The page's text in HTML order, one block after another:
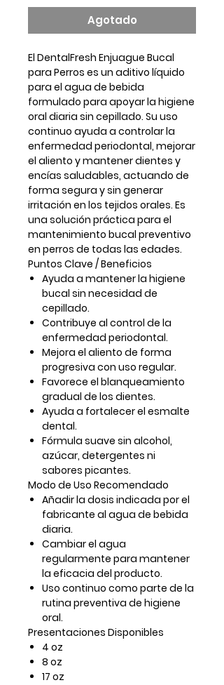
Agotado
El DentalFresh Enjuague Bucal
para Perros es un aditivo líquido
para el agua de bebida
formulado para apoyar la higiene
oral diaria sin cepillado. Su uso
continuo ayuda a controlar la
enfermedad periodontal, mejorar
el aliento y mantener dientes y
encías saludables, actuando de
forma segura y sin generar
irritación en los tejidos orales. Es
una solución práctica para el
mantenimiento bucal preventivo
en perros de todas las edades.
Puntos Clave / Beneficios
Ayuda a mantener la higiene
bucal sin necesidad de
cepillado.
Contribuye al control de la
enfermedad periodontal.
Mejora el aliento de forma
progresiva con uso regular.
Favorece el blanqueamiento
gradual de los dientes.
Ayuda a fortalecer el esmalte
dental.
Fórmula suave sin alcohol,
azúcar, detergentes ni
sabores picantes.
Modo de Uso Recomendado
Añadir la dosis indicada por el
fabricante al agua de bebida
diaria.
Cambiar el agua
regularmente para mantener
la eficacia del producto.
Uso continuo como parte de la
rutina preventiva de higiene
oral.
Presentaciones Disponibles
4 oz
8 oz
17 oz